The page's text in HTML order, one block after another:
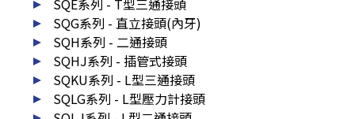
SQE系列 - T型三通接頭
SQG系列 - 直立接頭(內牙)
SQH系列 - 二通接頭
SQHJ系列 - 插管式接頭
SQKU系列 - L型三通接頭
SQLG系列 - L型壓力計接頭